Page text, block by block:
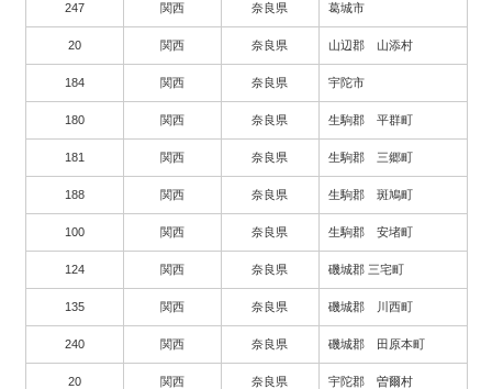
247 関西 奈良県 葛城市
20 関西 奈良県 山辺郡 山添村
184 関西 奈良県 宇陀市
180 関西 奈良県 生駒郡 平群町
181 関西 奈良県 生駒郡 三郷町
188 関西 奈良県 生駒郡 斑鳩町
100 関西 奈良県 生駒郡 安堵町
124 関西 奈良県 磯城郡 三宅町
135 関西 奈良県 磯城郡 川西町
240 関西 奈良県 磯城郡 田原本町
20 関西 奈良県 宇陀郡 曽爾村